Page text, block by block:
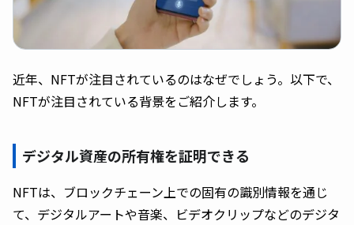
近年、NFTが注目されているのはなぜでしょう。以下で、
NFTが注目されている背景をご紹介します。
デジタル資産の所有権を証明できる
NFTは、ブロックチェーン上での固有の識別情報を通じ
て、デジタルアートや音楽、ビデオクリップなどのデジタ